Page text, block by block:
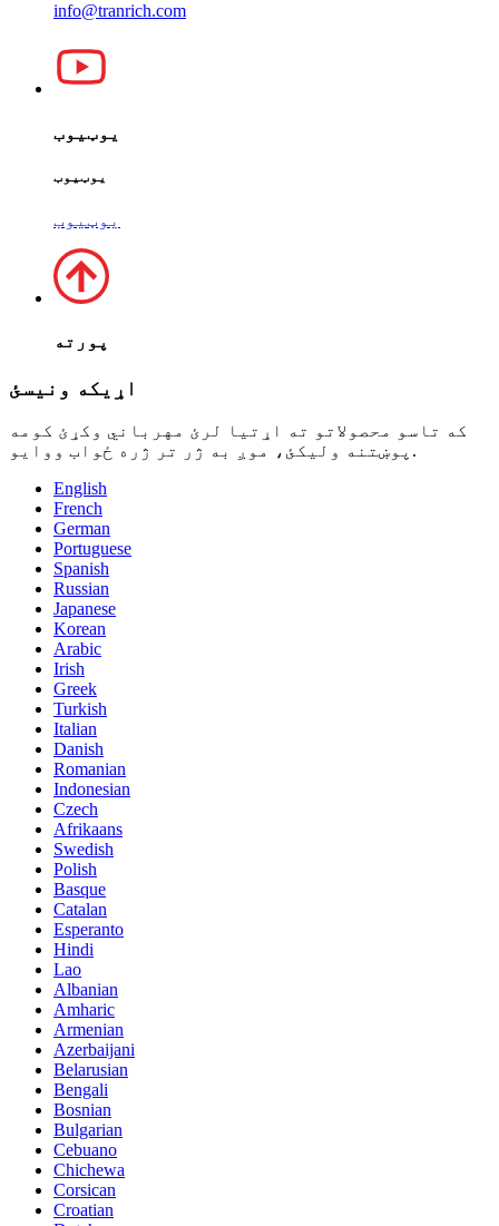
info@tranrich.com
یوټیوب
یوټیوب
یوټیوب
پورته
اړیکه ونیسئ
که تاسو محصولاتو ته اړتیا لرئ مهرباني وکړئ کومه
پوښتنه ولیکئ، موږ به ژر تر ژره ځواب ووایو.
English
French
German
Portuguese
Spanish
Russian
Japanese
Korean
Arabic
Irish
Greek
Turkish
Italian
Danish
Romanian
Indonesian
Czech
Afrikaans
Swedish
Polish
Basque
Catalan
Esperanto
Hindi
Lao
Albanian
Amharic
Armenian
Azerbaijani
Belarusian
Bengali
Bosnian
Bulgarian
Cebuano
Chichewa
Corsican
Croatian